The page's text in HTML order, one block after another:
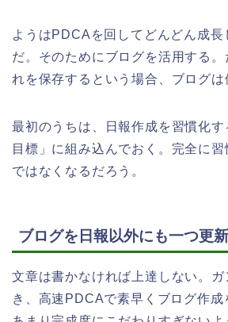
ようはPDCAを回してどんどん成長
だ。そのためにブログを活用する
れを保存するという場合、ブログは
最初のうちは、日報作成を習慣化
目標」に組み込んでおく。完全に
ではなくなるだろう。
ブログを日報以外にも一つ更
文章は書かなければ上達しない。
き、高速PDCAで素早くブログ作成